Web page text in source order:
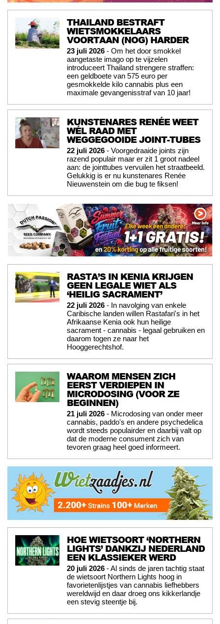
THAILAND BESTRAFT
WIETSMOKKELAARS
VOORTAAN (NOG) HARDER
23 juli 2026 - Om het door smokkel
aangetaste imago op te vijzelen
introduceert Thailand strengere straffen:
een geldboete van 575 euro per
gesmokkelde kilo cannabis plus een
maximale gevangenisstraf van 10 jaar!
KUNSTENARES RENÉE WEET
WÉL RAAD MET
WEGGEGOOIDE JOINT-TUBES
22 juli 2026 - Voorgedraaide joints zijn
razend populair maar er zit 1 groot nadeel
aan: de jointtubes vervuilen het straatbeeld.
Gelukkig is er nu kunstenares Renée
Nieuwenstein om die bug te fiksen!
RASTA’S IN KENIA KRIJGEN
GEEN LEGALE WIET ALS
‘HEILIG SACRAMENT’
22 juli 2026 - In navolging van enkele
Caribische landen willen Rastafari's in het
Afrikaanse Kenia ook hun heilige
sacrament - cannabis - legaal gebruiken en
daarom togen ze naar het
Hooggerechtshof.
WAAROM MENSEN ZICH
EERST VERDIEPEN IN
MICRODOSING (VOOR ZE
BEGINNEN)
21 juli 2026 - Microdosing van onder meer
cannabis, paddo's en andere psychedelica
wordt steeds populairder en daarbij valt op
dat de moderne consument zich van
tevoren graag heel goed informeert.
HOE WIETSOORT ‘NORTHERN
LIGHTS’ DANKZIJ NEDERLAND
EEN KLASSIEKER WERD
20 juli 2026 - Al sinds de jaren tachtig staat
de wietsoort Northern Lights hoog in
favorietenlijstjes van cannabis liefhebbers
wereldwijd en daar droeg ons kikkerlandje
een stevig steentje bij.